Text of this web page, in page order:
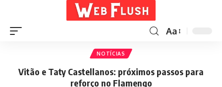
Aa
NOTÍCIAS
Vitão e Taty Castellanos: próximos passos para
reforço no Flamengo